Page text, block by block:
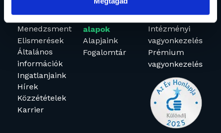
Rólunk
Menedzsment
Elismerések
Általános
információk
Ingatlanjaink
Hírek
Közzétételek
Karrier
Befektetési
alapok
Alapjaink
Fogalomtár
Vagyonkezelés
Intézményi
vagyonkezelés
Prémium
vagyonkezelés